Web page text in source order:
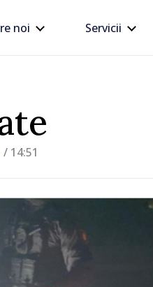
noi Servicii
/ 14:51
UPDATE: Traficul la